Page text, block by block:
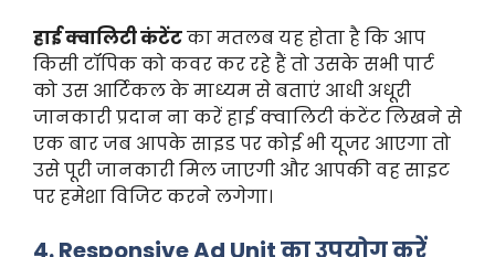
हाई क्वालिटी कंटेंटका मतलब यह होता है कि आप
किसी टॉपिक को कवर कर रहे हैं तो उसके सभी पार्ट
को उस आर्टिकल के माध्यम से बताएं आधी अधूरी
जानकारी प्रदान ना करें हाई क्वालिटी कंटेंट लिखने से
एक बार जब आपके साइड पर कोई भी यूजर आएगा तो
उसे पूरी जानकारी मिल जाएगी और आपकी वह साइट
पर हमेशा विजिट करने लगेगा।
4. Responsive Ad Unit का उपयोग करें